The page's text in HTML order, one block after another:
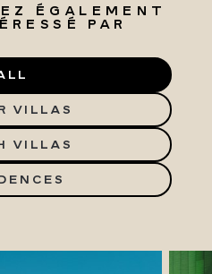
ÉGALEMENT
PAR
VILLAS
VILLAS